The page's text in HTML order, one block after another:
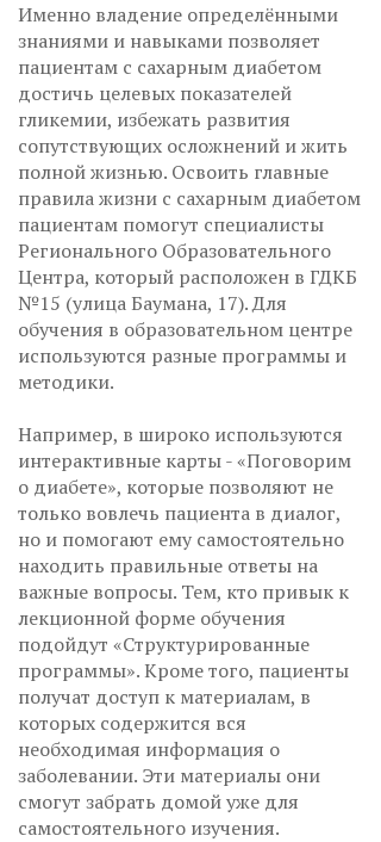
Именно владение определёнными
знаниями и навыками позволяет
пациентам с сахарным диабетом
достичь целевых показателей
гликемии, избежать развития
сопутствующих осложнений и жить
полной жизнью. Освоить главные
правила жизни с сахарным диабетом
пациентам помогут специалисты
Регионального Образовательного
Центра, который расположен в ГДКБ
№15 (улица Баумана, 17). Для
обучения в образовательном центре
используются разные программы и
методики.
Например, в широко используются
интерактивные карты - «Поговорим
о диабете», которые позволяют не
только вовлечь пациента в диалог,
но и помогают ему самостоятельно
находить правильные ответы на
важные вопросы. Тем, кто привык к
лекционной форме обучения
подойдут «Структурированные
программы». Кроме того, пациенты
получат доступ к материалам, в
которых содержится вся
необходимая информация о
заболевании. Эти материалы они
смогут забрать домой уже для
самостоятельного изучения.